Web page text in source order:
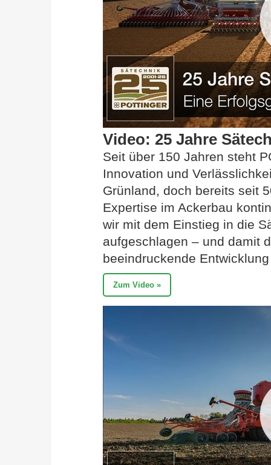
Video: 25 Jahre
Seit über 150 Jahren steht
Innovation und
Grünland, doch bereits seit
Expertise im Ackerbau
wir mit dem Einstieg in die
aufgeschlagen – und damit
beeindruckende
Zum Video »